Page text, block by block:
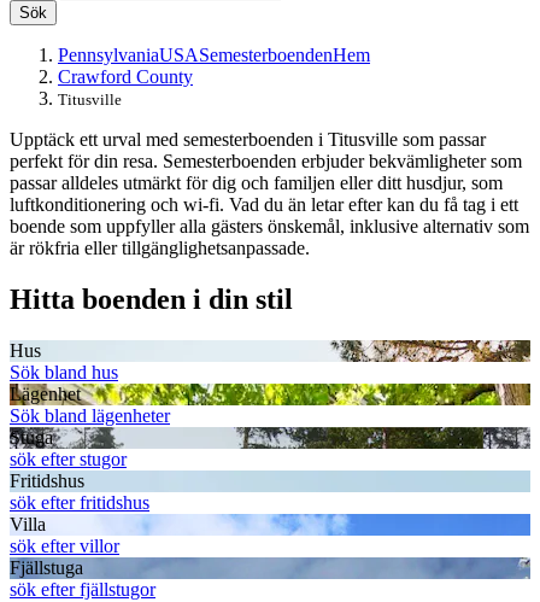
Sök
PennsylvaniaUSASemesterboendenHem
Crawford County
Titusville
Upptäck ett urval med semesterboenden i Titusville som passar
perfekt för din resa. Semesterboenden erbjuder bekvämligheter som
passar alldeles utmärkt för dig och familjen eller ditt husdjur, som
luftkonditionering och wi-fi. Vad du än letar efter kan du få tag i ett
boende som uppfyller alla gästers önskemål, inklusive alternativ som
är rökfria eller tillgänglighetsanpassade.
Hitta boenden i din stil
Hus
Sök bland hus
Lägenhet
Sök bland lägenheter
Stuga
sök efter stugor
Fritidshus
sök efter fritidshus
Villa
sök efter villor
Fjällstuga
sök efter fjällstugor